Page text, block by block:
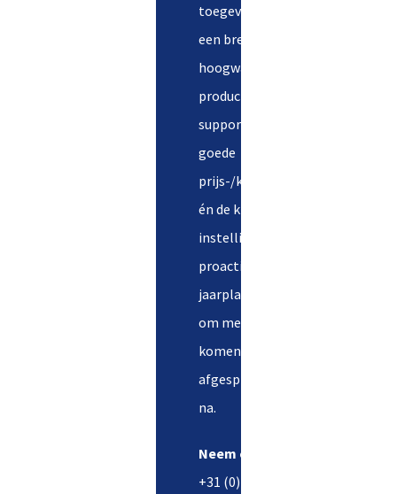
toegevoegde waarde door
een breed, kwalitatief
hoogwaardig
productaanbod, service en
support op maat, een
goede
prijs-/kwaliteitsverhouding
én de klantgerichte
instelling. We reageren
proactief op uw
jaarplanning, gaan creatief
om met uw budget en
komen stipt de
afgesproken leverdatum
na.
Neem contact op
+31 (0) 499 37 12 49